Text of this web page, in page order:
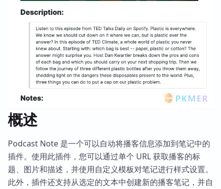
概述
Podcast Note 是一个可以自动将播客信息添加到笔记中的
插件。使用此插件，您可以通过单个 URL 获取播客的标
题、图片和描述，并使用自定义模板对笔记进行样式设置。
此外，插件还支持从选定的文本中创建新的播客笔记，并自